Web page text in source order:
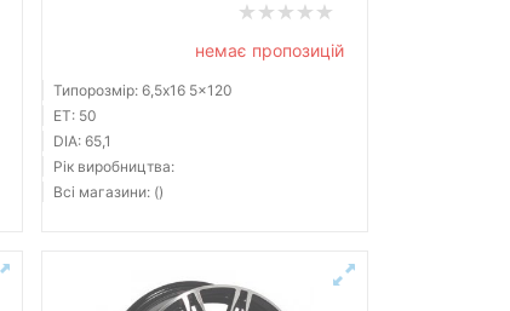
немає пропозицій
Типорозмір: 6,5x16 5x120
ET: 50
DIA: 65,1
Рік виробництва:
Всі магазини: ()